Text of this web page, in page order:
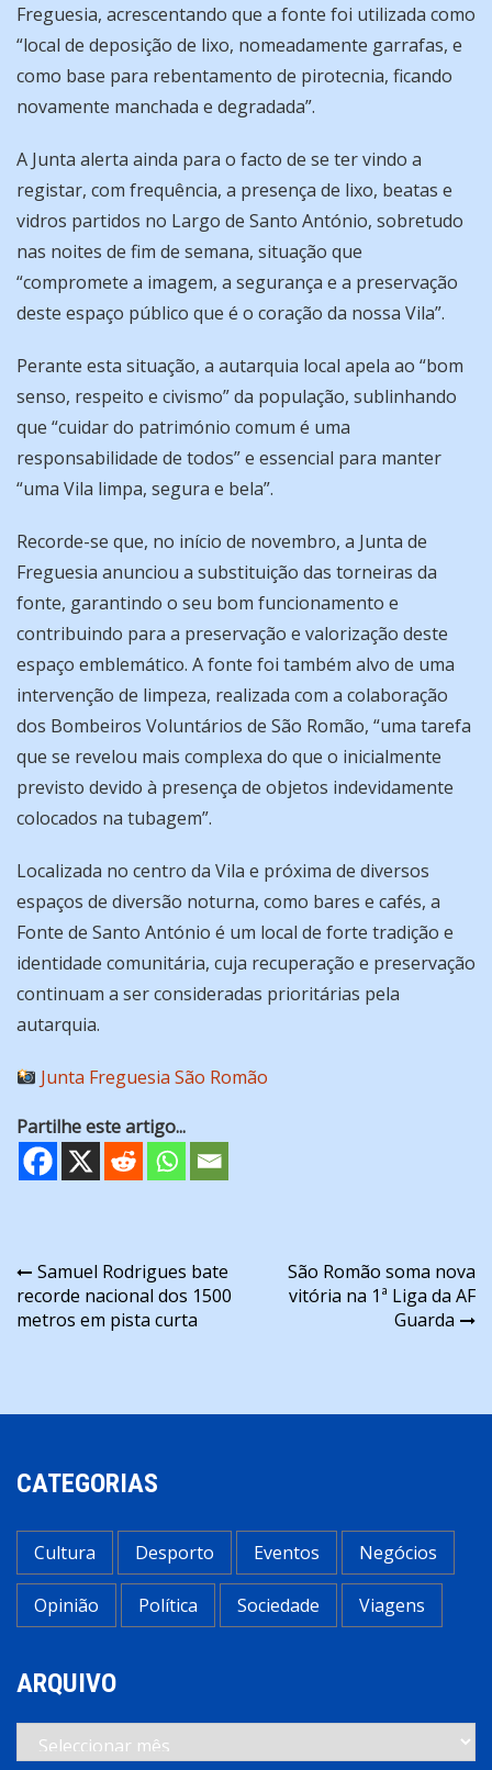
Freguesia, acrescentando que a fonte foi utilizada como
“local de deposição de lixo, nomeadamente garrafas, e
como base para rebentamento de pirotecnia, ficando
novamente manchada e degradada”.
A Junta alerta ainda para o facto de se ter vindo a
registar, com frequência, a presença de lixo, beatas e
vidros partidos no Largo de Santo António, sobretudo
nas noites de fim de semana, situação que
“compromete a imagem, a segurança e a preservação
deste espaço público que é o coração da nossa Vila”.
Perante esta situação, a autarquia local apela ao “bom
senso, respeito e civismo” da população, sublinhando
que “cuidar do património comum é uma
responsabilidade de todos” e essencial para manter
“uma Vila limpa, segura e bela”.
Recorde-se que, no início de novembro, a Junta de
Freguesia anunciou a substituição das torneiras da
fonte, garantindo o seu bom funcionamento e
contribuindo para a preservação e valorização deste
espaço emblemático. A fonte foi também alvo de uma
intervenção de limpeza, realizada com a colaboração
dos Bombeiros Voluntários de São Romão, “uma tarefa
que se revelou mais complexa do que o inicialmente
previsto devido à presença de objetos indevidamente
colocados na tubagem”.
Localizada no centro da Vila e próxima de diversos
espaços de diversão noturna, como bares e cafés, a
Fonte de Santo António é um local de forte tradição e
identidade comunitária, cuja recuperação e preservação
continuam a ser consideradas prioritárias pela
autarquia.
Junta Freguesia São Romão
Partilhe este artigo...
Navegação
de
Samuel Rodrigues bate
recorde nacional dos 1500
metros em pista curta
São Romão soma nova
vitória na 1ª Liga da AF
Guarda
CATEGORIAS
Cultura Desporto Eventos Negócios
Opinião Política Sociedade Viagens
ARQUIVO
Arquivo